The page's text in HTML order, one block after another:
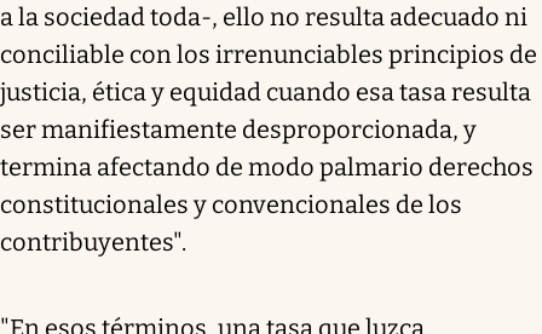
a la sociedad toda-, ello no resulta adecuado ni
conciliable con los irrenunciables principios de
justicia, ética y equidad cuando esa tasa resulta
ser manifiestamente desproporcionada, y
termina afectando de modo palmario derechos
constitucionales y convencionales de los
contribuyentes".
"En esos términos, una tasa que luzca